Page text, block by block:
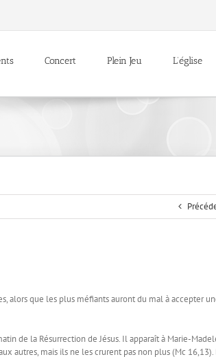
Concert Plein Jeu L’église
alors que les plus méfiants auront du mal à accepter
de la Résurrection de Jésus. Il apparaît à Marie-
autres, mais ils ne les crurent pas non plus (Mc